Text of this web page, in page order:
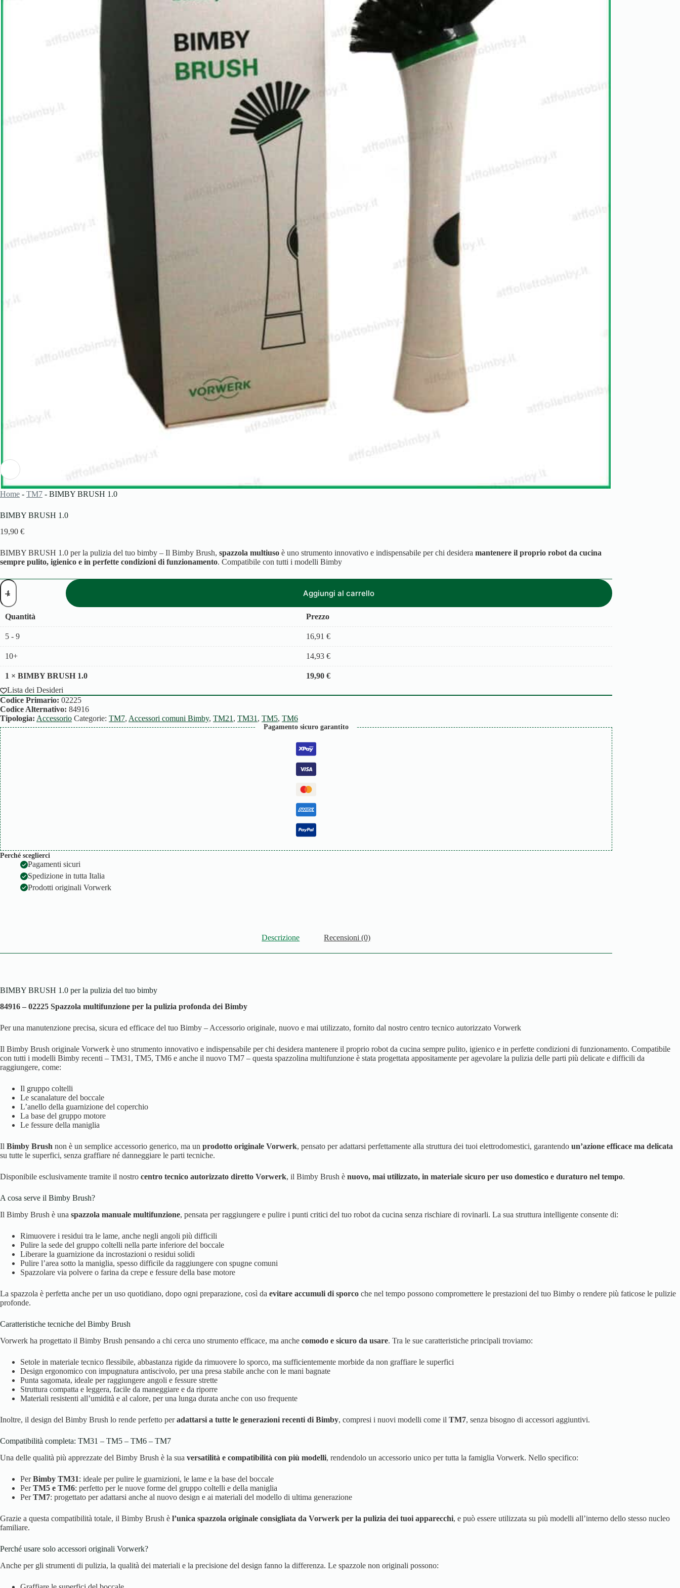
Home - TM7 - BIMBY BRUSH 1.0
BIMBY BRUSH 1.0
19,90 €
BIMBY BRUSH 1.0 per la pulizia del tuo bimby – Il Bimby Brush, spazzola multiuso è uno strumento innovativo e indispensabile per chi desidera mantenere il proprio robot da cucina
sempre pulito, igienico e in perfette condizioni di funzionamento. Compatibile con tutti i modelli Bimby
BIMBY
BRUSH
1.0
quantità
Aggiungi al carrello
Quantità Prezzo
5 - 9 16,91 €
10+ 14,93 €
1 × BIMBY BRUSH 1.0 19,90 €
Lista dei Desideri
Codice Primario: 02225
Codice Alternativo: 84916
Tipologia: Accessorio Categorie: TM7, Accessori comuni Bimby, TM21 , TM31 , TM5, TM6
Pagamento sicuro garantito
Perché sceglierci
Pagamenti sicuri
Spedizione in tutta Italia
Prodotti originali Vorwerk
Descrizione Recensioni (0)
BIMBY BRUSH 1.0 per la pulizia del tuo bimby
84916 – 02225 Spazzola multifunzione per la pulizia profonda dei Bimby
Per una manutenzione precisa, sicura ed efficace del tuo Bimby – Accessorio originale, nuovo e mai utilizzato, fornito dal nostro centro tecnico autorizzato Vorwerk
Il Bimby Brush originale Vorwerk è uno strumento innovativo e indispensabile per chi desidera mantenere il proprio robot da cucina sempre pulito, igienico e in perfette condizioni di funzionamento. Compatibile
con tutti i modelli Bimby recenti – TM31, TM5, TM6 e anche il nuovo TM7 – questa spazzolina multifunzione è stata progettata appositamente per agevolare la pulizia delle parti più delicate e difficili da
raggiungere, come:
Il gruppo coltelli
Le scanalature del boccale
L’anello della guarnizione del coperchio
La base del gruppo motore
Le fessure della maniglia
Il Bimby Brush non è un semplice accessorio generico, ma un prodotto originale Vorwerk, pensato per adattarsi perfettamente alla struttura dei tuoi elettrodomestici, garantendo un’azione efficace ma delicata
su tutte le superfici, senza graffiare né danneggiare le parti tecniche.
Disponibile esclusivamente tramite il nostro centro tecnico autorizzato diretto Vorwerk, il Bimby Brush è nuovo, mai utilizzato, in materiale sicuro per uso domestico e duraturo nel tempo.
A cosa serve il Bimby Brush?
Il Bimby Brush è una spazzola manuale multifunzione, pensata per raggiungere e pulire i punti critici del tuo robot da cucina senza rischiare di rovinarli. La sua struttura intelligente consente di:
Rimuovere i residui tra le lame, anche negli angoli più difficili
Pulire la sede del gruppo coltelli nella parte inferiore del boccale
Liberare la guarnizione da incrostazioni o residui solidi
Pulire l’area sotto la maniglia, spesso difficile da raggiungere con spugne comuni
Spazzolare via polvere o farina da crepe e fessure della base motore
La spazzola è perfetta anche per un uso quotidiano, dopo ogni preparazione, così da evitare accumuli di sporco che nel tempo possono compromettere le prestazioni del tuo Bimby o rendere più faticose le pulizie
profonde.
Caratteristiche tecniche del Bimby Brush
Vorwerk ha progettato il Bimby Brush pensando a chi cerca uno strumento efficace, ma anche comodo e sicuro da usare. Tra le sue caratteristiche principali troviamo:
Setole in materiale tecnico flessibile, abbastanza rigide da rimuovere lo sporco, ma sufficientemente morbide da non graffiare le superfici
Design ergonomico con impugnatura antiscivolo, per una presa stabile anche con le mani bagnate
Punta sagomata, ideale per raggiungere angoli e fessure strette
Struttura compatta e leggera, facile da maneggiare e da riporre
Materiali resistenti all’umidità e al calore, per una lunga durata anche con uso frequente
Inoltre, il design del Bimby Brush lo rende perfetto peradattarsi a tutte le generazioni recenti di Bimby, compresi i nuovi modelli come il TM7, senza bisogno di accessori aggiuntivi.
Compatibilità completa: TM31 – TM5 – TM6 – TM7
Una delle qualità più apprezzate del Bimby Brush è la sua versatilità e compatibilità con più modelli, rendendolo un accessorio unico per tutta la famiglia Vorwerk. Nello specifico:
PerBimby TM31: ideale per pulire le guarnizioni, le lame e la base del boccale
PerTM5 e TM6: perfetto per le nuove forme del gruppo coltelli e della maniglia
PerTM7: progettato per adattarsi anche al nuovo design e ai materiali del modello di ultima generazione
Grazie a questa compatibilità totale, il Bimby Brush è l’unica spazzola originale consigliata da Vorwerk per la pulizia dei tuoi apparecchi, e può essere utilizzata su più modelli all’interno dello stesso nucleo
familiare.
Perché usare solo accessori originali Vorwerk?
Anche per gli strumenti di pulizia, la qualità dei materiali e la precisione del design fanno la differenza. Le spazzole non originali possono: